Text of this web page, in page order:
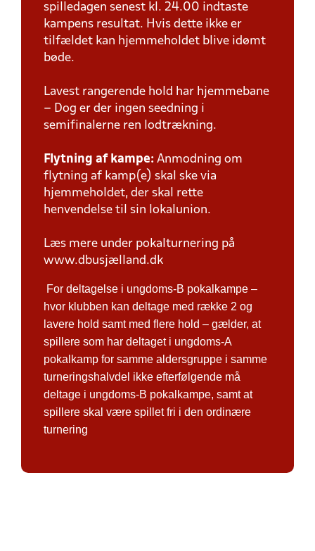
spilledagen senest kl. 24.00 indtaste
kampens resultat. Hvis dette ikke er
tilfældet kan hjemmeholdet blive idømt
bøde.
Lavest rangerende hold har hjemmebane
– Dog er der ingen seedning i
semifinalerne ren lodtrækning.
Flytning af kampe: Anmodning om
flytning af kamp(e) skal ske via
hjemmeholdet, der skal rette
henvendelse til sin lokalunion.
Læs mere under pokalturnering på
www.dbusjælland.dk
For deltagelse i ungdoms-B pokalkampe –
hvor klubben kan deltage med række 2 og
lavere hold samt med flere hold – gælder, at
spillere som har deltaget i ungdoms-A
pokalkamp for samme aldersgruppe i samme
turneringshalvdel ikke efterfølgende må
deltage i ungdoms-B pokalkampe, samt at
spillere skal være spillet fri i den ordinære
turnering